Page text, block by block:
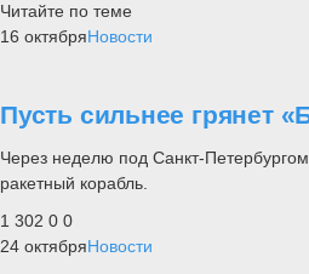
Читайте по теме
16 октябряНовости
Пусть сильнее грянет
Через неделю под Санкт-
ракетный корабль.
1 302 0 0
24 октябряНовости